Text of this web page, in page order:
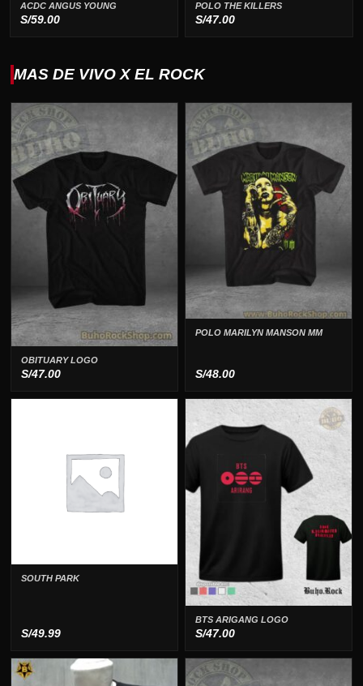
ACDC ANGUS YOUNG
S/59.00
POLO THE KILLERS
S/47.00
MAS DE VIVO X EL ROCK
OBITUARY LOGO
S/47.00
POLO MARILYN MANSON MM
S/48.00
SOUTH PARK
S/49.99
BTS ARIGANG LOGO
S/47.00